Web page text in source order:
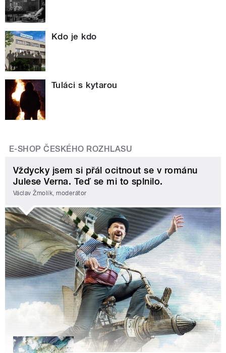
Kdo je kdo
Tuláci s kytarou
E-SHOP ČESKÉHO ROZHLASU
Vždycky jsem si přál ocitnout se v románu
Julese Verna. Teď se mi to splnilo.
Václav Žmolík, moderátor